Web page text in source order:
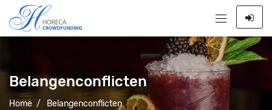
Belangenconflicten
Home / Belangenconflicten